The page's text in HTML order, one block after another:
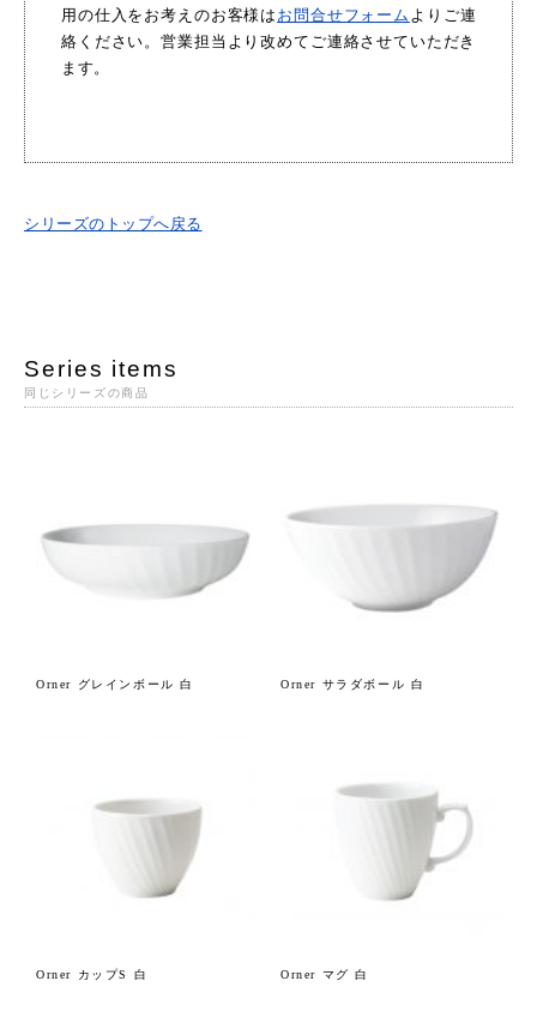
用の仕入をお考えのお客様は お問合せフォーム よりご連
絡ください。営業担当より改めてご連絡させていただき
ます。
シリーズのトップへ戻る
Series items
同じシリーズの商品
Orner グレインボール 白 Orner サラダボール 白
Orner カップS 白 Orner マグ 白